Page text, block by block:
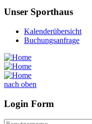
Unser Sporthaus
Kalenderübersicht
Buchungsanfrage
nach oben
Login Form